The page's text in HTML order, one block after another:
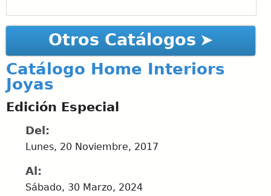
Otros Catálogos
Catálogo Home Interiors
Joyas
Edición Especial
Del:
Lunes, 20 Noviembre, 2017
Al:
Sábado, 30 Marzo, 2024